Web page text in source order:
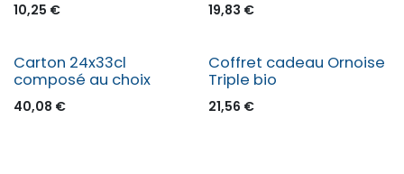
10,25 € 19,83 €
Carton 24x33cl
composé au choix
40,08 €
Coffret cadeau Ornoise
Triple bio
21,56 €